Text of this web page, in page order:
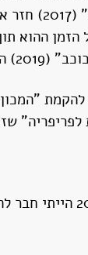
הזמן ההוא
יצאו בהוצאת "מרום תרבות ישראלית".
"המכון